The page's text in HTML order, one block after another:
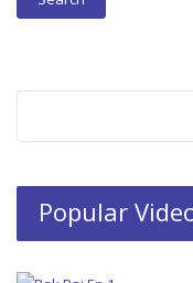
Popular